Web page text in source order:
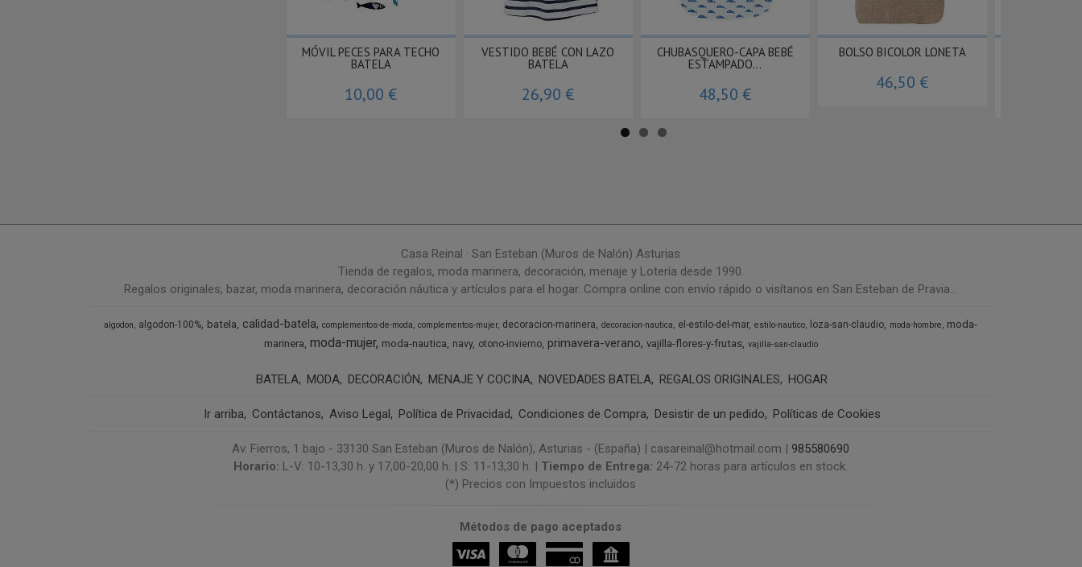
MÓVIL PECES PARA TECHO
BATELA
10,00 €
VESTIDO BEBÉ CON LAZO
BATELA
26,90 €
CHUBASQUERO-CAPA BEBÉ
ESTAMPADO...
48,50 €
BOLSO BICOLOR LONETA
46,50 €
Casa Reinal · San Esteban (Muros de Nalón) Asturias
Tienda de regalos, moda marinera, decoración, menaje y Lotería desde 1990.
Regalos originales, bazar, moda marinera, decoración náutica y artículos para el hogar. Compra online con envío rápido o visítanos en San Esteban de Pravia...
algodon algodon-100% batela calidad-batela complementos-de-moda complementos-mujer decoracion-marinera decoracion-nautica el-estilo-del-mar estilo-nautico loza-san-claudio moda-hombre
moda-
marinera moda-mujer moda-nautica navy otono-invierno primavera-verano vajilla-flores-y-frutas vajilla-san-claudio
BATELA MODA DECORACIÓN MENAJE Y COCINA NOVEDADES BATELA REGALOS ORIGINALES HOGAR
Ir arriba Contáctanos Aviso Legal Política de Privacidad Condiciones de Compra Desistir de un pedido Políticas de Cookies
Av. Fierros, 1 bajo - 33130 San Esteban (Muros de Nalón), Asturias - (España) | casareinal@hotmail.com | 985580690
Horario: L-V: 10-13,30 h. y 17,00-20,00 h. | S: 11-13,30 h. | Tiempo de Entrega: 24-72 horas para artículos en stock.
(*) Precios con Impuestos incluidos
Métodos de pago aceptados